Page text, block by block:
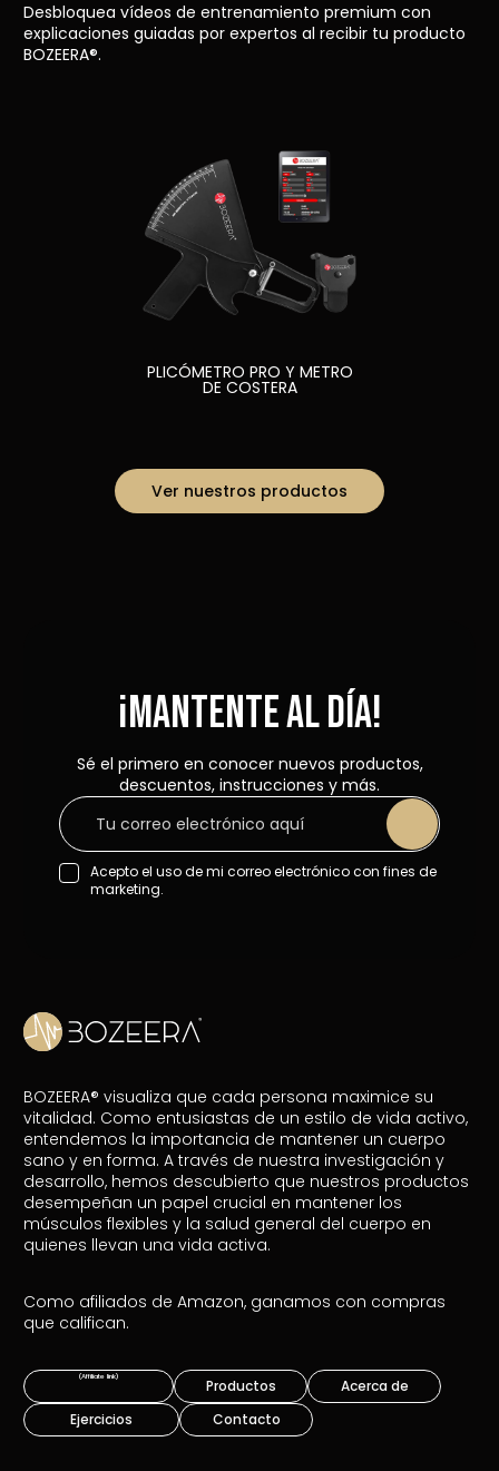
Desbloquea vídeos de entrenamiento premium con
explicaciones guiadas por expertos al recibir tu producto
BOZEERA®.
PLICÓMETRO PRO Y METRO
DE COSTERA
Ver nuestros productos
¡Mantente al día!
Acepto el uso de mi correo electrónico con fines de
marketing.
Sé el primero en conocer nuevos productos,
descuentos, instrucciones y más.
BOZEERA® visualiza que cada persona maximice su
vitalidad. Como entusiastas de un estilo de vida activo,
entendemos la importancia de mantener un cuerpo
sano y en forma. A través de nuestra investigación y
desarrollo, hemos descubierto que nuestros productos
desempeñan un papel crucial en mantener los
músculos flexibles y la salud general del cuerpo en
quienes llevan una vida activa.
Como afiliados de Amazon, ganamos con compras
que califican.
Productos
Acerca de
Ejercicios
Contacto